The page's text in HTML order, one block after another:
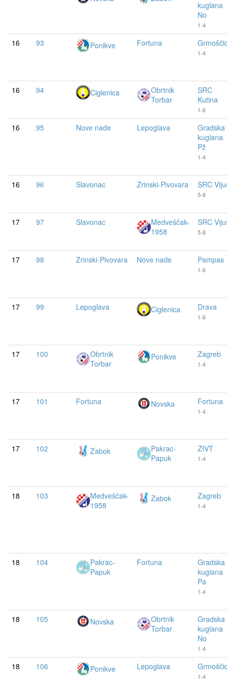
kuglana
No
1-4
16 93 Ponikve Fortuna
1-4
16 94 Ciglenica
Obrtnik
Torbar
SRC
Kutina
1-6
16 95 Nove nade Lepoglava
Gradska
kuglana
Pž
1-4
16 96 Slavonac Zrinski-Pivovara SRC
5-8
17 97 Slavonac
Medveščak-
1958
SRC
5-8
17 98 Zrinski-Pivovara Nove nade Pampas
1-6
17 99 Lepoglava Ciglenica Drava
1-6
17 100
Obrtnik
Torbar
Ponikve Zagreb
1-4
17 101 Fortuna Novska Fortuna
1-4
17 102 Zabok
Pakrac-
Papuk
ZIVT
1-4
18 103
Medveščak-
1958
Zabok Zagreb
1-4
18 104
Pakrac-
Papuk
Fortuna
Gradska
kuglana
Pa
1-4
18 105 Novska
Obrtnik
Torbar
Gradska
kuglana
No
1-4
18 106 Ponikve Lepoglava
1-4